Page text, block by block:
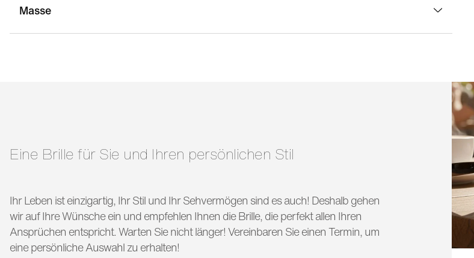
Masse
Eine Brille für Sie und Ihren persönlichen Stil
Ihr Leben ist einzigartig, Ihr Stil und Ihr Sehvermögen sind es auch! Deshalb gehen
wir auf Ihre Wünsche ein und empfehlen Ihnen die Brille, die perfekt allen Ihren
Ansprüchen entspricht. Warten Sie nicht länger! Vereinbaren Sie einen Termin, um
eine persönliche Auswahl zu erhalten!